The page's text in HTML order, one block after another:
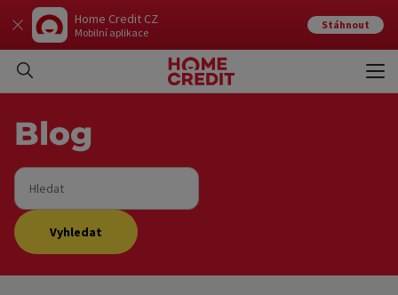
Home Credit CZ
Mobilní aplikace
Stáhnout
Blog
Hledat
Vyhledat